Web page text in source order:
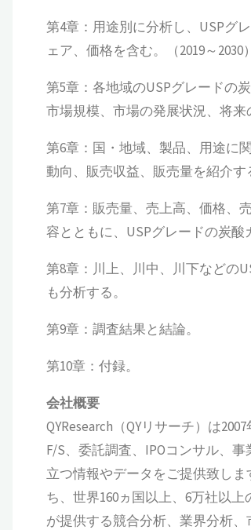
第4章：用途別に分析し、USPグ
ェア、価格を含む。（2019～2030）
第5章：各地域のUSPグレードの
市場規模、市場の発展状況、将来
第6章：国・地域、製品、用途に
動向、販売収益、販売量を紹介す
第7章：販売量、売上高、価格、
容とともに、USPグレードの炭酸
第8章：川上、川中、川下などの
も分析する。
第9章：調査結果と結論。
第10章：付録。
会社概要
QYResearch（QYリサーチ）は
F/S、委託調査、IPOコンサル、
立つ情報やデータをご提供致し
ち、世界160ヵ国以上、6万社以上
が提供する競合分析、業界分析